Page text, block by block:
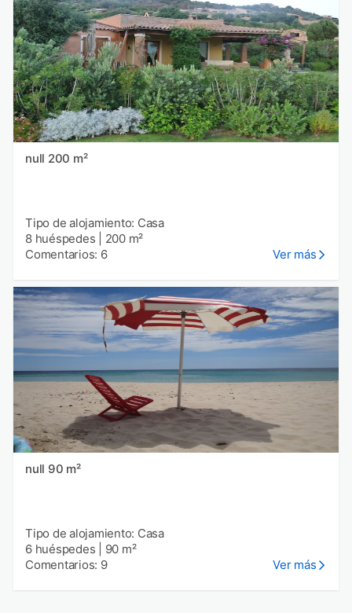
null 200 m²
Tipo de alojamiento: Casa
8 huéspedes
200 m²
Comentarios: 6
Ver más
null 90 m²
Tipo de alojamiento: Casa
6 huéspedes
90 m²
Comentarios: 9
Ver más